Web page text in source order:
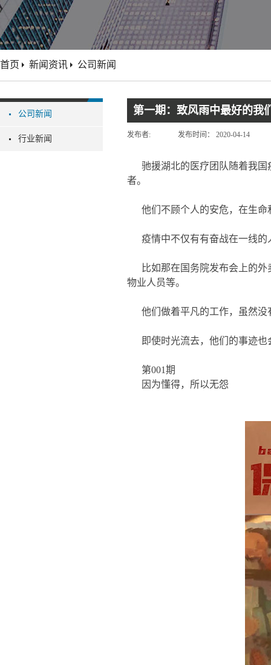
公司新闻
行业新闻
首页 新闻资讯 公司新闻
第一期：致风雨中最好的我
发布者: 发布时间： 2020-04-14
驰援湖北的医疗团队随着我
者。
他们不顾个人的安危，在生
疫情中不仅有有奋战在一线
比如那在国务院发布会上的
物业人员等。
他们做着平凡的工作，虽然
即使时光流去，他们的事迹
第001期
因为懂得，所以无怨